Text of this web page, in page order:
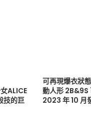
ALICE
技的巨
可再現爆衣狀
動人形 2B&9S
2023 年 10 月